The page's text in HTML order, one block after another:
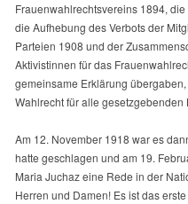
Frauenwahlrechtsvereins 1894,
die Aufhebung des Verbots der
Parteien 1908 und der
Aktivistinnen für das
gemeinsame Erklärung
Wahlrecht für alle
Am 12. November 1918 war es
hatte geschlagen und am 19.
Maria Juchaz eine Rede in der
Herren und Damen! Es ist das